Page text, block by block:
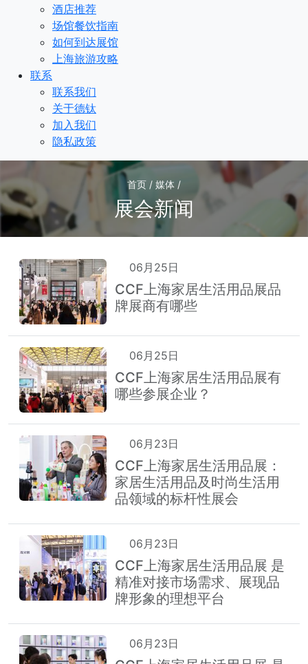
酒店推荐
场馆餐饮指南
如何到达展馆
上海旅游攻略
联系
联系我们
关于德钛
加入我们
隐私政策
首页 / 媒体 /
展会新闻
06月25日
CCF上海家居生活用品展品
牌展商有哪些
06月25日
CCF上海家居生活用品展有
哪些参展企业？
06月23日
CCF上海家居生活用品展：
家居生活用品及时尚生活用
品领域的标杆性展会
06月23日
CCF上海家居生活用品展 是
精准对接市场需求、展现品
牌形象的理想平台
06月23日